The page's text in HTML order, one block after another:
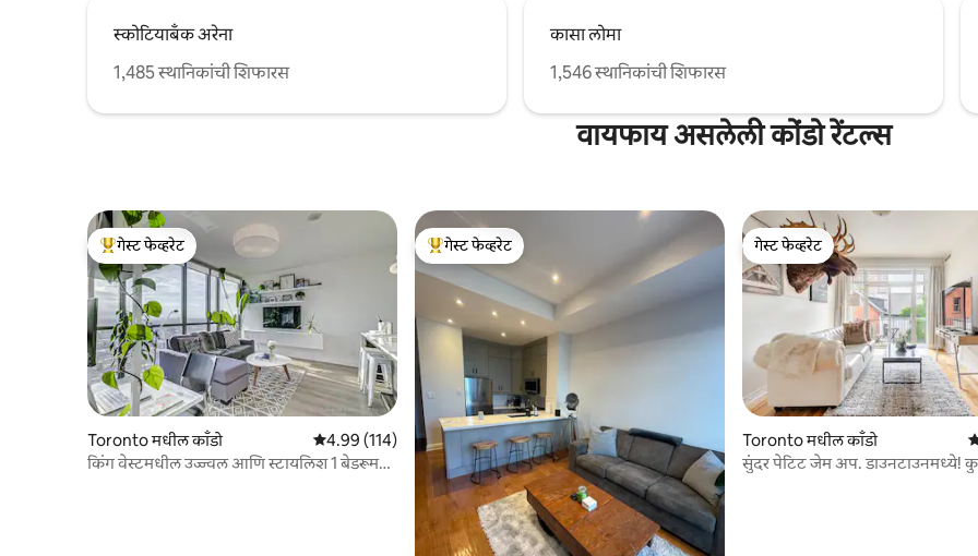
स्कोटियाबँक अरेना
1,485 स्थानिकांची शिफारस
कासा लोमा
1,546 स्थानिकांची शिफारस
वायफाय असलेली कोंडो रेंटल्स
टॉप गेस्ट फेव्हरेट
गेस्ट फेव्हरेट
Toronto मधील काँडो 5 पैकी 4.99 सरासरी रेटिंग, 114 रिव्ह्यूज
4.99 (114)
किंग वेस्टमधील उज्ज्वल आणि स्टायलिश 1 बेडरूम
टॉप गेस्ट फेव्हरेट
गेस्ट फेव्हरेट
गेस्ट फेव्हरेट
गेस्ट फेव्हरेट
Toronto मधील काँडो
सुंदर पेटिट जेम अप. डाउनटाउनमध्ये!